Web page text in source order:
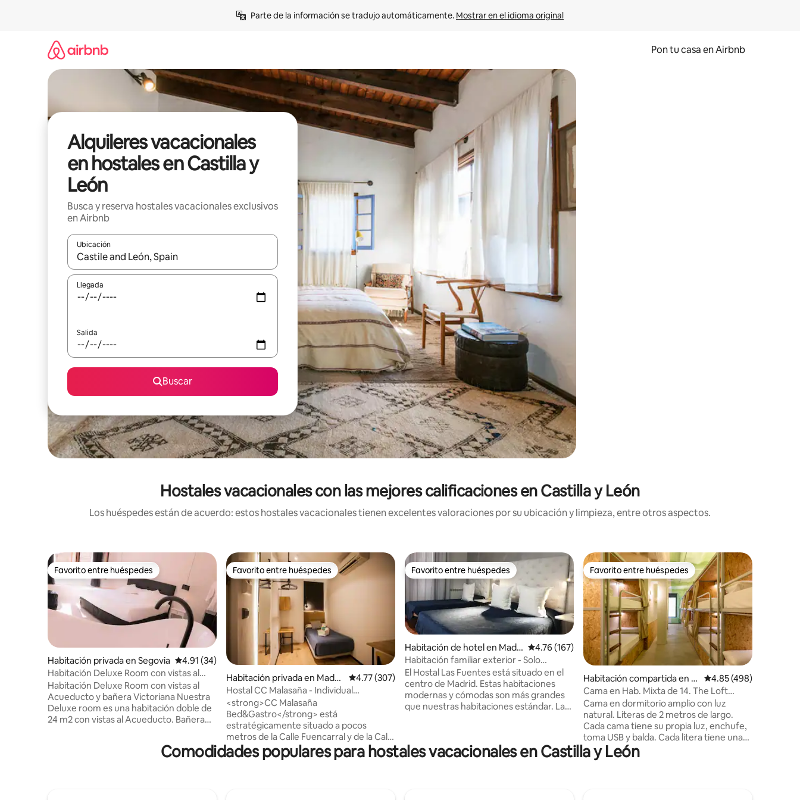
Parte de la información se tradujo automáticamente. Mostrar en el idioma original
Pon tu casa en Airbnb
Alquileres vacacionales
en hostales en Castilla y
León
Busca y reserva hostales vacacionales exclusivos
en Airbnb
Ubicación
Cuando los resultados estén disponibles, navega con las teclas de flecha hacia arriba y hacia abajo o explora con el tacto o desliza el dedo.
Llegada
Salida
Buscar
Hostales vacacionales con las mejores calificaciones en Castilla y León
Los huéspedes están de acuerdo: estos hostales vacacionales tienen excelentes valoraciones por su ubicación y limpieza, entre otros aspectos.
Favorito entre huéspedes
Favorito entre huéspedes
Habitación privada en Segovia Calificación promedio: 4.91 de 5, 34 reseñas
4.91 (34)
Habitación Deluxe Room con vistas al
Acueducto
Habitación Deluxe Room con vistas al
Acueducto y bañera Victoriana Nuestra
Deluxe room es una habitación doble de
24 m2 con vistas al Acueducto. Bañera
y edredón nórdico, para mayor confort .
Favorito entre huéspedes
Favorito entre huéspedes
Habitación privada en Madri
d
Calificación promedio: 4.77 de 5, 307 reseñas
4.77 (307)
Hostal CC Malasaña - Individual
económica . Baño privado - No
Reembolsable
<strong>CC Malasaña
Bed&Gastro</strong> está
estratégicamente situado a pocos
metros de la Calle Fuencarral y de la Calle
Gran Vía, en pleno centro de Madrid. En
los alrededores del Hostal hay cafeterías
Favorito entre huéspedes
Favorito entre huéspedes
Habitación de hotel en Madri
d Center
Calificación promedio: 4.76 de 5, 167 reseñas
4.76 (167)
Habitación familiar exterior - Solo
habitación
El Hostal Las Fuentes está situado en el
centro de Madrid. Estas habitaciones
modernas y cómodas son más grandes
que nuestras habitaciones estándar. Las
minibar, caja de seguridad, teléfono, aire
Favorito entre huéspedes
Favorito entre huéspedes
Habitación compartida en M
adrid
Calificación promedio:
4.85 (498)
Cama en Hab. Mixta de 14. The Loft
House Madrid
Cama en dormitorio amplio con luz
natural. Literas de 2 metros de largo.
Cada cama tiene su propia luz, enchufe,
toma USB y balda. Cada litera tiene una
cortina estilo "blackout" para una mayor
privacidad, además de un amplio cajón
Comodidades populares para hostales vacacionales en Castilla y León